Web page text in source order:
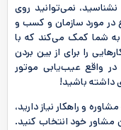
نمی‌توانید روی
در مورد سازمان و کسب و
به شما کمک می‌کند که با
را برای از بین بردن
در واقع عیب‌یابی موتور
داشته باشید!
و راهکار نیاز دارید،
مشاور خود انتخاب کنید.